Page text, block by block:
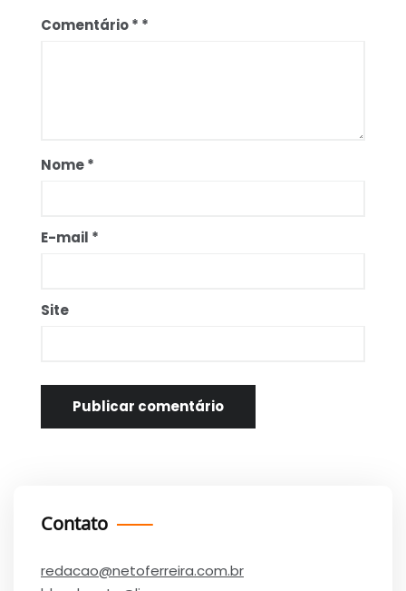
Comentário*
Nome*
E-mail *
Site
Contato
redacao@netoferreira.com.br